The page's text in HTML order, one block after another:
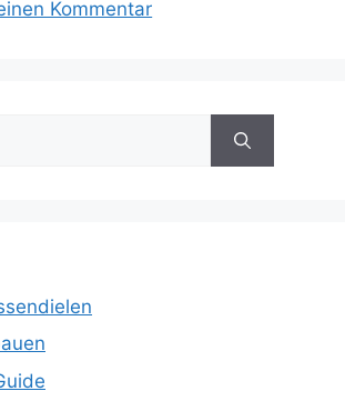
Kommentar